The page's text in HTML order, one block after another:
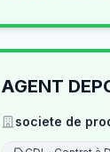
AGENT
societe de